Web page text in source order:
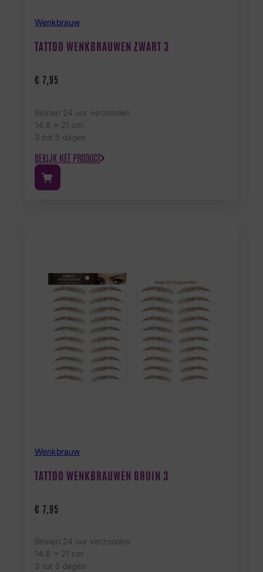
Wenkbrauw
TATTOO WENKBRAUWEN ZWART 3
€ 7,95
Binnen 24 uur verzonden
14.8 x 21 cm
3 tot 5 dagen
BEKIJK HET PRODUCT
Wenkbrauw
TATTOO WENKBRAUWEN BRUIN 3
€ 7,95
Binnen 24 uur verzonden
14.8 x 21 cm
3 tot 5 dagen